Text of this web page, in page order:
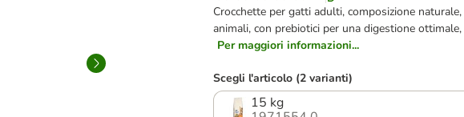
Crocchette per gatti adulti, composizione
animali, con prebiotici per una digestione
Per maggiori informazioni...
Scegli l'articolo (2 varianti)
15 kg